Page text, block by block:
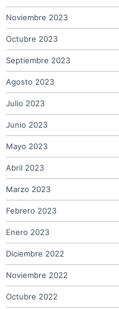
Noviembre 2023
Octubre 2023
Septiembre 2023
Agosto 2023
Julio 2023
Junio 2023
Mayo 2023
Abril 2023
Marzo 2023
Febrero 2023
Enero 2023
Diciembre 2022
Noviembre 2022
Octubre 2022